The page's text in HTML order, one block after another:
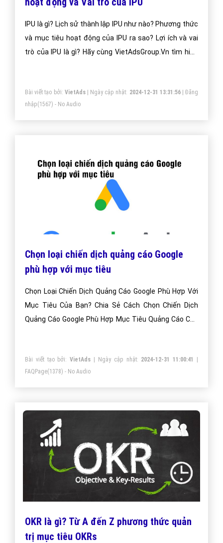
IPU là gì? Lịch sử thành lập IPU như nào? Phương thức
và mục tiêu hoạt động của IPU ra sao? Lợi ích và vai
trò của IPU là gì? Hãy cùng VietAdsGroup.Vn tìm hiểu
Bài viết tạo bởi: VietAds| Ngày cập nhật: 2024-12-31 13:31:56|Đăng
nhập(1567) - No Audio
Chọn loại chiến dịch quảng cáo Google
phù hợp với mục tiêu
Chọn Loại Chiến Dịch Quảng Cáo Google Phù Hợp Với
Mục Tiêu Của Bạn? Chia Sẻ Cách Chọn Chiến Dịch
Quảng Cáo Google Phù Hợp Mục Tiêu Quảng Cáo Của
Bài viết tạo bởi:VietAds | Ngày cập nhật: 2024-12-31 11:00:41
|
FAQPage(1378) - No Audio
OKR là gì? Từ A đến Z phương thức quản
trị mục tiêu OKRs